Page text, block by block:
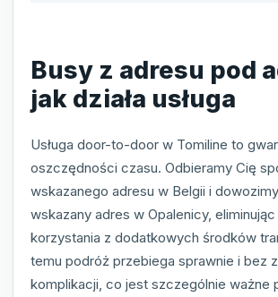
Busy z adresu pod
jak działa usługa
Usługa door-to-door w Tomiline to
oszczędności czasu. Odbieramy Cię
wskazanego adresu w Belgii i
wskazany adres w Opalenicy,
korzystania z dodatkowych środków
temu podróż przebiega sprawnie i bez
komplikacji, co jest szczególnie ważne